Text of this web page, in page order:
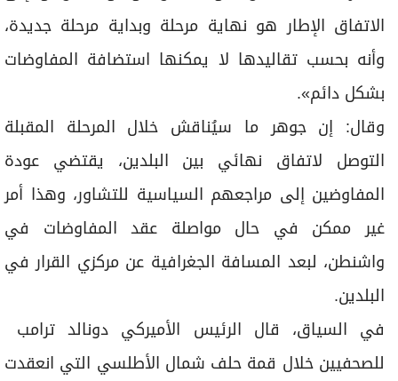
الاتفاق الإطار هو نهاية مرحلة وبداية مرحلة جديدة،
وأنه بحسب تقاليدها لا يمكنها استضافة المفاوضات
بشكل دائم».
وقال: إن جوهر ما سيُناقش خلال المرحلة المقبلة
التوصل لاتفاق نهائي بين البلدين، يقتضي عودة
المفاوضين إلى مراجعهم السياسية للتشاور، وهذا أمر
غير ممكن في حال مواصلة عقد المفاوضات في
واشنطن، لبعد المسافة الجغرافية عن مركزي القرار في
البلدين.
في السياق، قال الرئيس ⁠الأميركي دونالد ترامب ​
للصحفيين ​خلال ‌قمة ⁠حلف ​شمال الأطلسي التي ‌انعقدت